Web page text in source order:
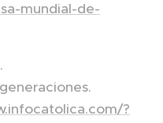
mundial-de-
?